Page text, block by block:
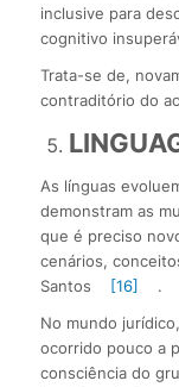
inclusive para
cognitivo
Trata-se de,
contraditório do
As línguas
demonstram as
que é preciso
cenários,
Santos
[16]
.
No mundo
ocorrido pouco a
consciência do